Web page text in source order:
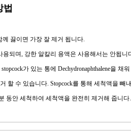
께 끓이면 가장 잘 제거 됩니다.
되며, 강한 알칼리 용액은 사용해서는 안됩니
가 있는 통에 Dechydronaphthalene을 채워
할 수 있습니다. Stopcock를 통해 세척액을 빼
동안 세척하여 세척액을 완전히 제거해 줍니다.